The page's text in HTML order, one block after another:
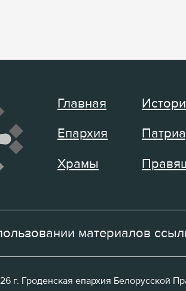
Главная
Епархия
Храмы
материалов
г. Гроденская епархия Белорусской